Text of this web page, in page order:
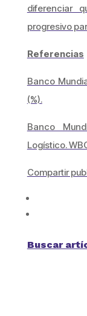
diferenciar
progresivo
Referencias
Banco
(%).
Banco
Logístico.
Compartir
Buscar